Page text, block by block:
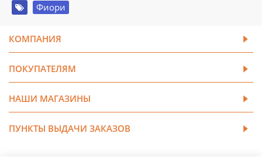
Фиори
КОМПАНИЯ
ПОКУПАТЕЛЯМ
НАШИ МАГАЗИНЫ
ПУНКТЫ ВЫДАЧИ ЗАКАЗОВ